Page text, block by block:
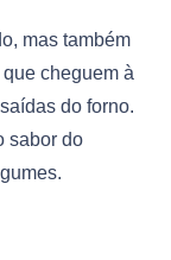
mas também
cheguem à
do forno.
sabor do